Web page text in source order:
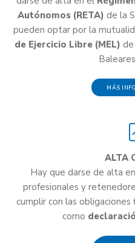
Autónomos (RETA) de la
pueden optar por la
de Ejercicio Libre (MEL)
MÁS
ALTA
Hay que darse de alta
profesionales y
cumplir con las obligaciones
como